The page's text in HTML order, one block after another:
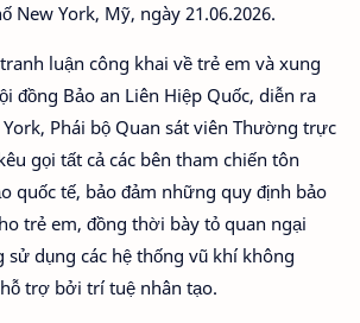
New York, Mỹ, ngày 21.06.2026.
luận công khai về trẻ em và xung
đồng Bảo an Liên Hiệp Quốc, diễn ra
Phái bộ Quan sát viên Thường trực
gọi tất cả các bên tham chiến tôn
quốc tế, bảo đảm những quy định bảo
trẻ em, đồng thời bày tỏ quan ngại
dụng các hệ thống vũ khí không
trợ bởi trí tuệ nhân tạo.